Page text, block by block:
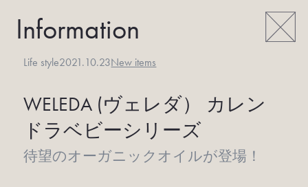
Information
Life style2021.10.23New items
WELEDA (ヴェレダ） カレン
ドラベビーシリーズ
待望のオーガニックオイルが登場！